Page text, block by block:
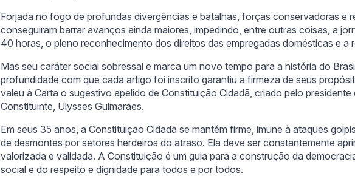
Forjada no fogo de profundas divergências e batalhas, forças conservadoras e
conseguiram barrar avanços ainda maiores, impedindo, entre outras coisas, a
40 horas, o pleno reconhecimento dos direitos das empregadas domésticas e a
Mas seu caráter social sobressai e marca um novo tempo para a história do
profundidade com que cada artigo foi inscrito garantiu a firmeza de seus
valeu à Carta o sugestivo apelido de Constituição Cidadã, criado pelo presidente
Constituinte, Ulysses Guimarães.
Em seus 35 anos, a Constituição Cidadã se mantém firme, imune à ataques
de desmontes por setores herdeiros do atraso. Ela deve ser constantemente
valorizada e validada. A Constituição é um guia para a construção da
social e do respeito e dignidade para todos e por todos.